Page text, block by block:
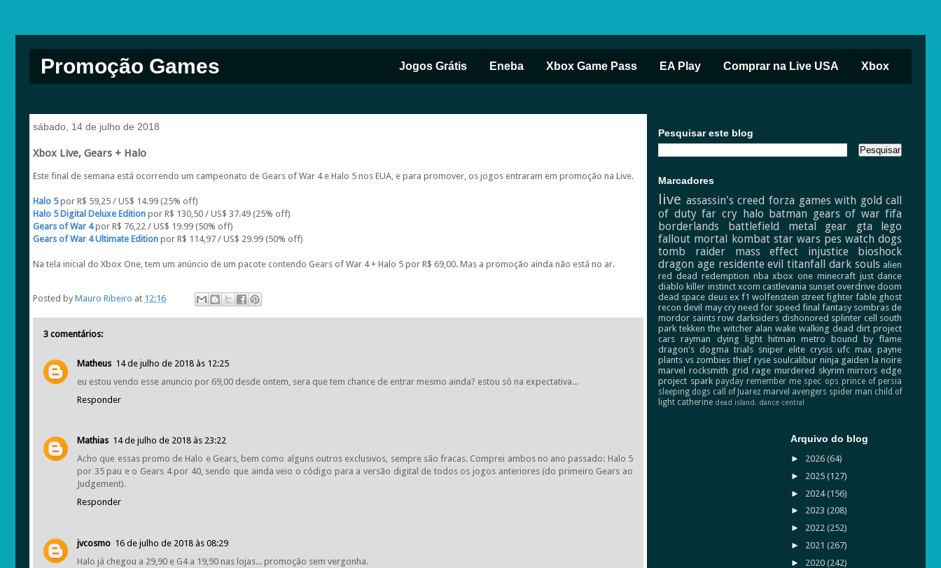
Promoção Games Jogos Grátis Eneba Xbox Game Pass EA Play Comprar na Live USA Xbox
sábado, 14 de julho de 2018
Xbox Live, Gears + Halo
Este final de semana está ocorrendo um campeonato de Gears of War 4 e Halo 5 nos EUA, e para promover, os jogos entraram em promoção na Live.
Halo 5por R$ 59,25 / US$ 14.99 (25% off)
Halo 5 Digital Deluxe Edition por R$ 130,50 / US$ 37.49 (25% off)
Gears of War 4por R$ 76,22 / US$ 19.99 (50% off)
Gears of War 4 Ultimate Edition por R$ 114,97 / US$ 29.99 (50% off)
Na tela inicial do Xbox One, tem um anúncio de um pacote contendo Gears of War 4 + Halo 5 por R$ 69,00. Mas a promoção ainda não está no ar.
Posted by Mauro Ribeiro at 12:16
3 comentários:
Matheus 14 de julho de 2018 às 12:25
eu estou vendo esse anuncio por 69,00 desde ontem, sera que tem chance de entrar mesmo ainda? estou só na expectativa...
Responder
Mathias 14 de julho de 2018 às 23:22
Acho que essas promo de Halo e Gears, bem como alguns outros exclusivos, sempre são fracas. Comprei ambos no ano passado: Halo 5
por 35 pau e o Gears 4 por 40, sendo que ainda veio o código para a versão digital de todos os jogos anteriores (do primeiro Gears ao
Judgement).
Responder
jvcosmo 16 de julho de 2018 às 08:29
Halo já chegou a 29,90 e G4 a 19,90 nas lojas... promoção sem vergonha.
Pesquisar este blog
Marcadores
live assassin's creed forza games with gold call
of duty far cry halo batman gears of war fifa
borderlands
battlefield metal gear gta
lego
fallout mortal kombat star wars pes watch dogs
tomb raider
mass effect injustice
bioshock
dragon age residente evil titanfall dark souls alien
red dead redemption nba xbox one minecraft just dance
diablo killer instinct xcom castlevania sunset overdrive doom
dead space deus ex f1 wolfenstein street fighter fable ghost
recon devil may cry need for speed final fantasy sombras de
mordor saints row darksiders dishonored splinter cell south
park tekken the witcher alan wake walking dead dirt project
cars rayman dying light hitman metro
bound by flame
dragon's dogma trials sniper elite crysis ufc max payne
plants vs zombies thief ryse soulcalibur ninja gaiden la noire
marvel rocksmith grid rage murdered skyrim mirrors edge
project spark payday remember me spec ops prince of persia
sleeping dogs call of Juarez marvel avengers spider man child of
light catherine dead island. dance central
Arquivo do blog
► 2026(64)
► 2025(127)
► 2024(156)
► 2023(208)
► 2022(252)
► 2021(267)
► 2020(242)